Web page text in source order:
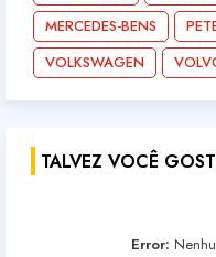
MERCEDES-BENS
VOLKSWAGEN
TALVEZ VOCÊ
Error: